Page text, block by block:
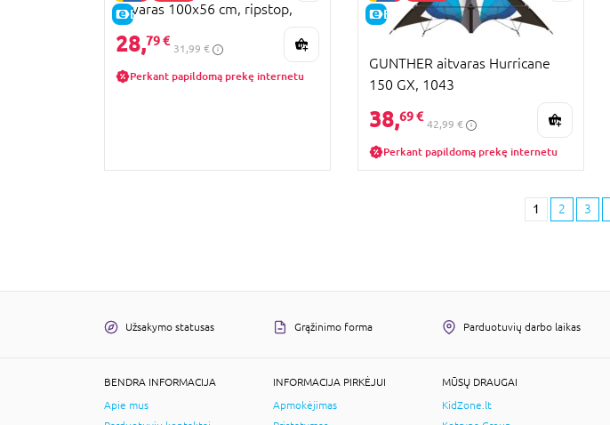
E-KAINA
aitvaras 100x56 cm, ripstop,
1085
28,79 €
31,99 €
Perkant papildomą prekę internetu
E-KAINA
GUNTHER aitvaras Hurricane
150 GX, 1043
38,69 €
42,99 €
Perkant papildomą prekę internetu
1 2 3
Užsakymo statusas Grąžinimo forma Parduotuvių darbo laikas
BENDRA INFORMACIJA
Apie mus
INFORMACIJA PIRKĖJUI
Apmokėjimas
MŪSŲ DRAUGAI
KidZone.lt